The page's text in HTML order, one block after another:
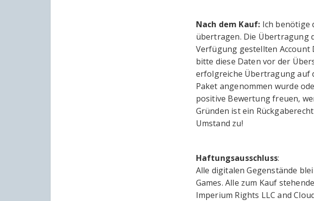
Nach dem Kauf: Ich benötige
übertragen. Die Übertragung
Verfügung gestellten Account
bitte diese Daten vor der
erfolgreiche Übertragung auf
Paket angenommen wurde
positive Bewertung freuen,
Gründen ist ein
Umstand zu!
Haftungsausschluss:
Alle digitalen Gegenstände
Games. Alle zum Kauf
Imperium Rights LLC and